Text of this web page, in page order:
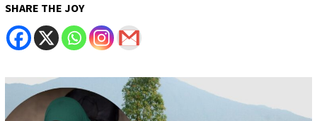
SHARE THE JOY